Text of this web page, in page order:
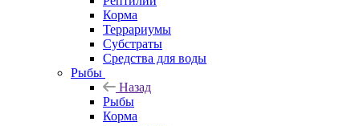
Корма
Террариумы
Субстраты
Средства для воды
Рыбы
Назад
Рыбы
Корма